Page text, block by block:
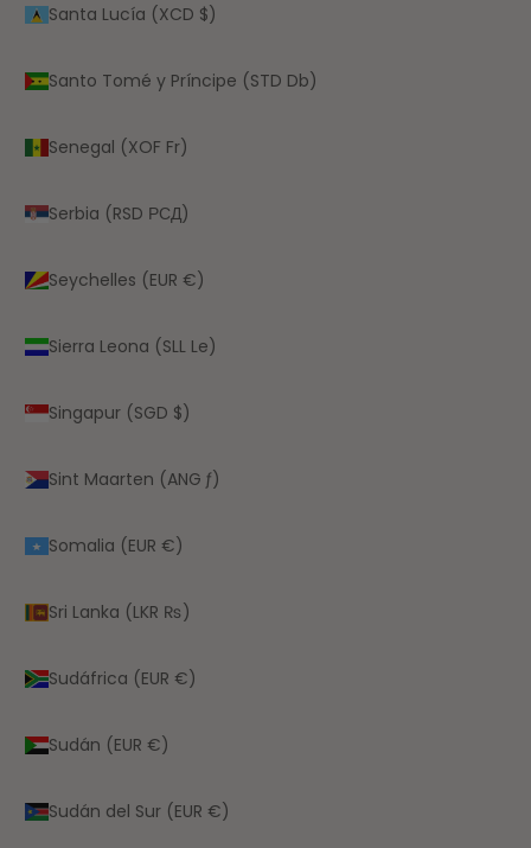
Santa Lucía (XCD $)
Santo Tomé y Príncipe (STD Db)
Senegal (XOF Fr)
Serbia (RSD РСД)
Seychelles (EUR €)
Sierra Leona (SLL Le)
Singapur (SGD $)
Sint Maarten (ANG ƒ)
Somalia (EUR €)
Sri Lanka (LKR ₨)
Sudáfrica (EUR €)
Sudán (EUR €)
Sudán del Sur (EUR €)